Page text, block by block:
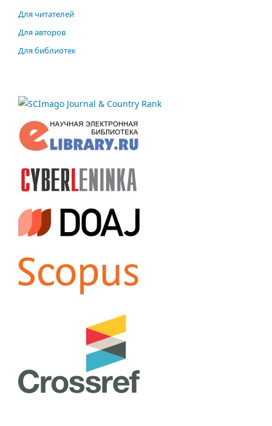
Для читателей
Для авторов
Для библиотек